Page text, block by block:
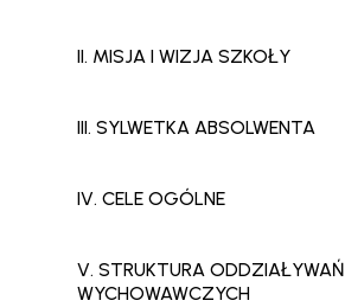
II. MISJA I WIZJA SZKOŁY
III. SYLWETKA ABSOLWENTA
IV. CELE OGÓLNE
V. STRUKTURA ODDZIAŁYWAŃ
WYCHOWAWCZYCH